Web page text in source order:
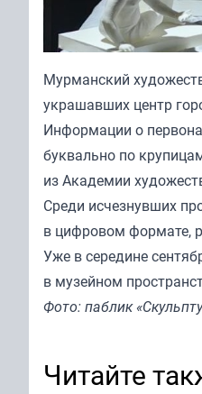
Мурманский
украшавших центр
Информации о
буквально по
из Академии
Среди исчезнувших
в цифровом формате,
Уже в середине
в музейном
Фото: паблик
Читайте